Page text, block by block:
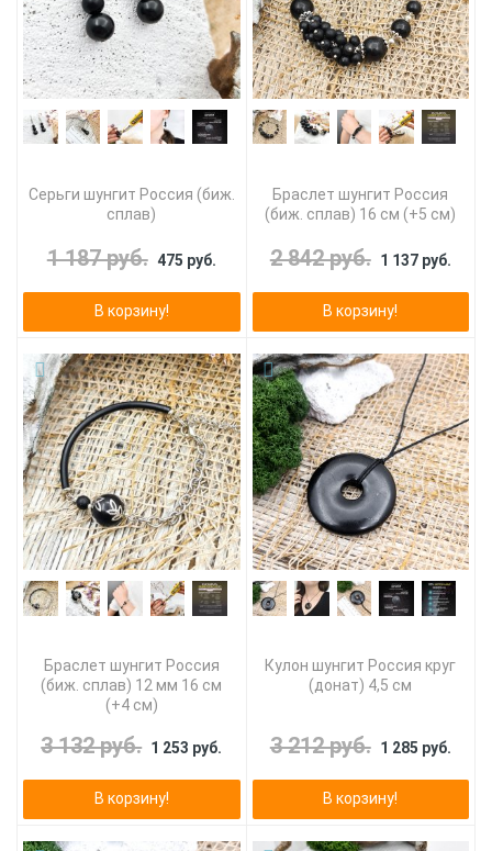
Серьги шунгит Россия (биж.
сплав)
1 187 руб. 475 руб.
В корзину!
Браслет шунгит Россия
(биж. сплав) 16 см (+5 см)
2 842 руб. 1 137 руб.
В корзину!
Браслет шунгит Россия
(биж. сплав) 12 мм 16 см
(+4 см)
3 132 руб. 1 253 руб.
В корзину!
Кулон шунгит Россия круг
(донат) 4,5 см
3 212 руб. 1 285 руб.
В корзину!